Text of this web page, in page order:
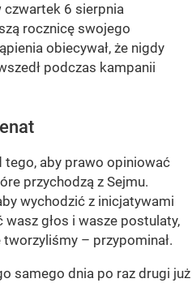
czwartek 6 sierpnia
rocznicę swojego
obiecywał, że nigdy
podczas kampanii
tego, aby prawo opiniować
przychodzą z Sejmu.
wychodzić z inicjatywami
głos i wasze postulaty,
– przypominał.
samego dnia po raz drugi już